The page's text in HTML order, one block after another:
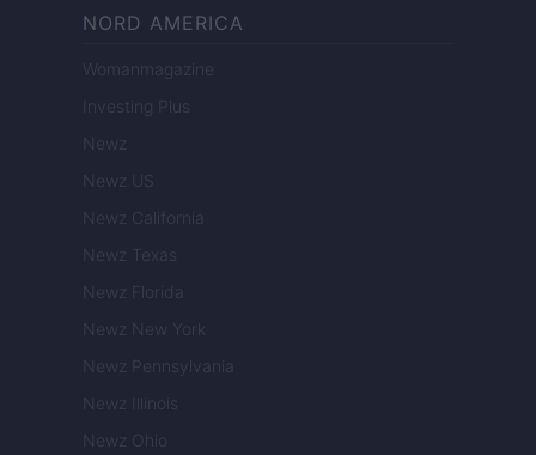
NORD AMERICA
Womanmagazine
Investing Plus
Newz
Newz US
Newz California
Newz Texas
Newz Florida
Newz New York
Newz Pennsylvania
Newz Illinois
Newz Ohio